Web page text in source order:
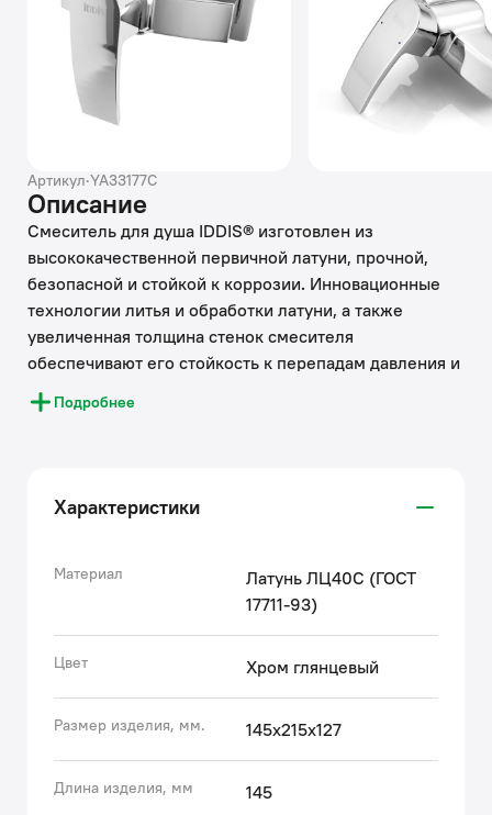
Артикул·YA33177C
Описание
Смеситель для душа IDDIS® изготовлен из
высококачественной первичной латуни, прочной,
безопасной и стойкой к коррозии. Инновационные
технологии литья и обработки латуни, а также
увеличенная толщина стенок смесителя
обеспечивают его стойкость к перепадам давления и
температур.
Увеличенное никель-хромовое покрытие полностью
течение всего срока службы изделия.
Благодаря гладкой внутренней поверхности
механизмах и аэратору он имеет минимальный
лейку и шланг составляет 3 года.
Подробнее
Характеристики
Материал
Латунь ЛЦ40C (ГОСТ
17711-93)
Цвет Хром глянцевый
Размер изделия, мм. 145x215x127
Длина изделия, мм 145